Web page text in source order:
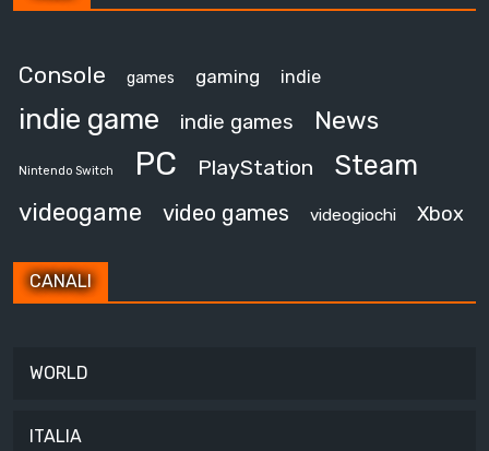
Console games gaming indie
indie game indie games News
Nintendo Switch PC PlayStation Steam
videogame video games videogiochi Xbox
CANALI
WORLD
ITALIA